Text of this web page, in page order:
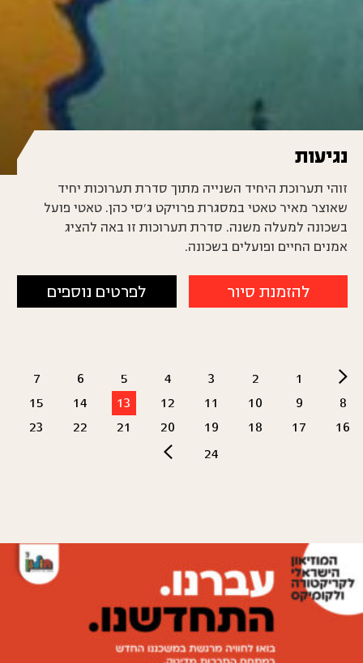
נגיעות
זוהי תערוכת היחיד השנייה מתוך סדרת תערוכות יחיד
שאוצר מאיר טאטי במסגרת פרויקט ג’סי כהן. טאטי פועל
בשכונה למעלה משנה. סדרת תערוכות זו באה להציג
אמנים החיים ופועלים בשכונה.
להזמנת סיור לפרטים נוספים
1
2
3
4
5
6
7
8
9
10
11
12
13
14
15
16
17
18
19
20
21
22
23
24